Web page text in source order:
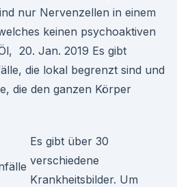
nur Nervenzellen in einem
keinen psychoaktiven
20. Jan. 2019 Es gibt
die lokal begrenzt sind und
die den ganzen Körper
Es gibt über 30
verschiedene
Krankheitsbilder. Um